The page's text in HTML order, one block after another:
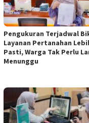
Pengukuran Terjadwal
Layanan Pertanahan
Pasti, Warga Tak Perlu
Menunggu